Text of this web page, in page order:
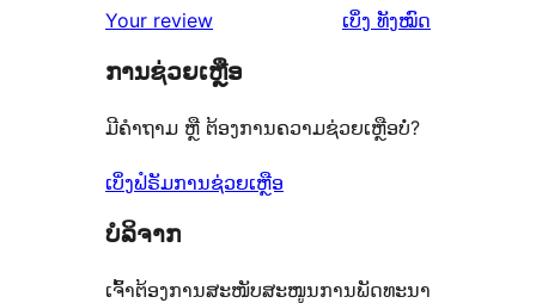
Your review ເບິ່ງ ຄຳ
ທັງໝົດ
ການຊ່ວຍເຫຼືອ
ມີຄຳຖາມ ຫຼື ຕ້ອງການຄວາມຊ່ວຍເຫຼືອບໍ່?
ເບິ່ງຟໍຣັມການຊ່ວຍເຫຼືອ
ບໍລິຈາກ
ເຈົ້າຕ້ອງການສະໜັບສະໜູນການພັດທະນາ